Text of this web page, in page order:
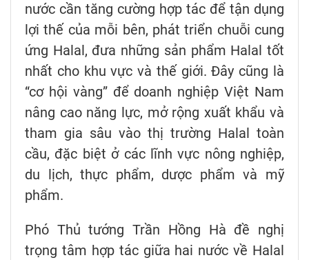
nước cần tăng cường hợp tác để tận dụng
lợi thế của mỗi bên, phát triển chuỗi cung
ứng Halal, đưa những sản phẩm Halal tốt
nhất cho khu vực và thế giới. Đây cũng là
“cơ hội vàng” để doanh nghiệp Việt Nam
nâng cao năng lực, mở rộng xuất khẩu và
tham gia sâu vào thị trường Halal toàn
cầu, đặc biệt ở các lĩnh vực nông nghiệp,
du lịch, thực phẩm, dược phẩm và mỹ
phẩm.
Phó Thủ tướng Trần Hồng Hà đề nghị
trọng tâm hợp tác giữa hai nước về Halal